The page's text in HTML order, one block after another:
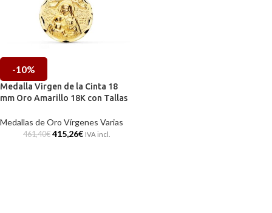
-10%
Medalla Virgen de la Cinta 18
mm Oro Amarillo 18K con Tallas
Medallas de Oro Vírgenes Varias
461,40€ 415,26€ IVA incl.